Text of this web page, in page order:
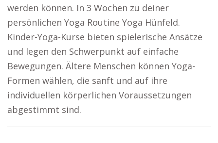
werden können. In 3 Wochen zu deiner
persönlichen Yoga Routine Yoga Hünfeld.
Kinder-Yoga-Kurse bieten spielerische Ansätze
und legen den Schwerpunkt auf einfache
Bewegungen. Ältere Menschen können Yoga-
Formen wählen, die sanft und auf ihre
individuellen körperlichen Voraussetzungen
abgestimmt sind.